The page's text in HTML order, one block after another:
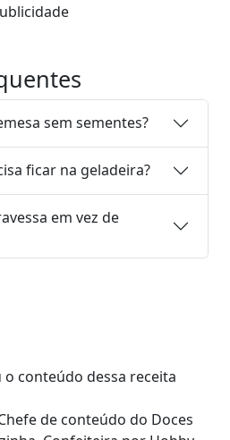
sem sementes?
ficar na geladeira?
em vez de
conteúdo dessa receita
de conteúdo do Doces